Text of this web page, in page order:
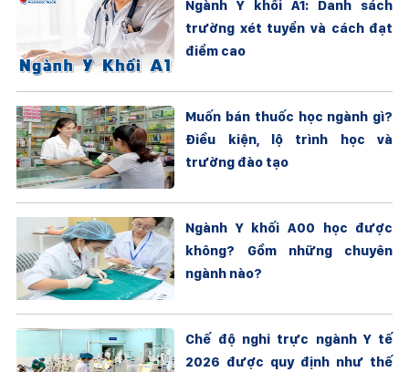
Ngành Y khối A1: Danh sách
trường xét tuyển và cách đạt
điểm cao
Muốn bán thuốc học ngành gì?
Điều kiện, lộ trình học và
trường đào tạo
Ngành Y khối A00 học được
không? Gồm những chuyên
ngành nào?
Chế độ nghỉ trực ngành Y tế
2026 được quy định như thế